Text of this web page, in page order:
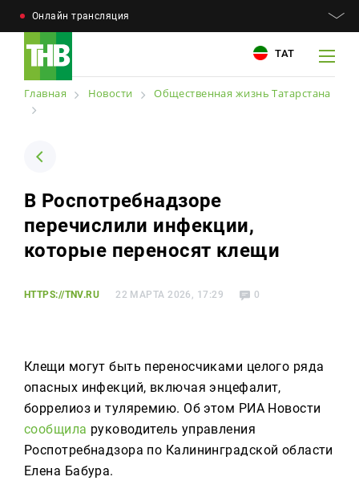
Онлайн трансляция
ТАТ
Новости
Телепроекты
Телепрограмма
Магазин
Реклама
Для связи
+7 (843) 570−50−00
reception@tnvtv.ru
+7 (843) 570−50−00
reception@tnvtv.ru
Главная Новости Общественная жизнь Татарстана
В Роспотребнадзоре
перечислили инфекции,
которые переносят клещи
HTTPS://TNV.RU 22 МАРТА 2026, 17:29 0
Клещи могут быть переносчиками целого ряда
опасных инфекций, включая энцефалит,
боррелиоз и туляремию. Об этом РИА Новости
сообщила руководитель управления
Роспотребнадзора по Калининградской области
Елена Бабура.